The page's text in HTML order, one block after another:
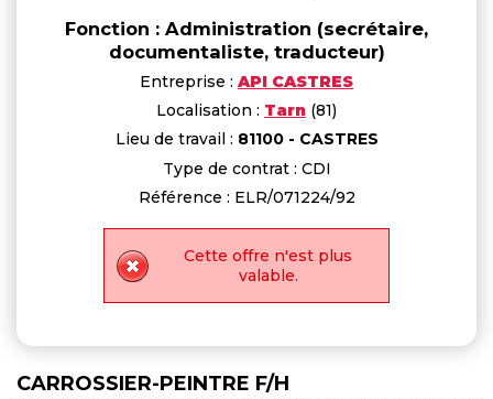
Fonction : Administration (secrétaire,
documentaliste, traducteur)
Entreprise : API CASTRES
Localisation : Tarn (81)
Lieu de travail : 81100 - CASTRES
Type de contrat : CDI
Référence : ELR/071224/92
Cette offre n'est plus
valable.
CARROSSIER-PEINTRE F/H